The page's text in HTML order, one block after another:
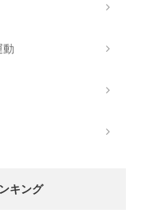
動
キング